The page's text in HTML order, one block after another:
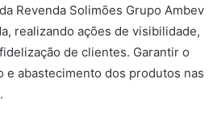
Revenda Solimões Grupo Ambev
realizando ações de visibilidade,
de clientes. Garantir o
abastecimento dos produtos nas